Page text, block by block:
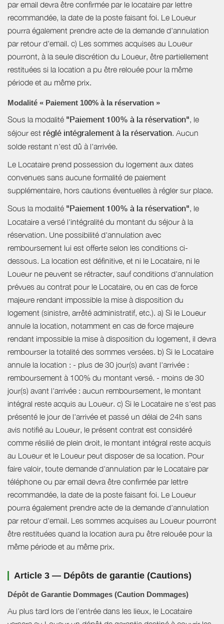
par email devra être confirmée par le locataire par lettre
recommandée, la date de la poste faisant foi. Le Loueur
pourra également prendre acte de la demande d'annulation
par retour d'email. c) Les sommes acquises au Loueur
pourront, à la seule discrétion du Loueur, être partiellement
restituées si la location a pu être relouée pour la même
période et au même prix.
Modalité « Paiement 100% à la réservation »
Sous la modalité "Paiement 100% à la réservation", le
séjour est réglé intégralement à la réservation. Aucun
solde restant n'est dû à l'arrivée.
Le Locataire prend possession du logement aux dates
convenues sans aucune formalité de paiement
supplémentaire, hors cautions éventuelles à régler sur place.
Sous la modalité "Paiement 100% à la réservation", le
Locataire a versé l'intégralité du montant du séjour à la
réservation. Une possibilité d'annulation avec
remboursement lui est offerte selon les conditions ci-
dessous. La location est définitive, et ni le Locataire, ni le
Loueur ne peuvent se rétracter, sauf conditions d'annulation
prévues au contrat pour le Locataire, ou en cas de force
majeure rendant impossible la mise à disposition du
logement (sinistre, arrêté administratif, etc.). a) Si le Loueur
annule la location, notamment en cas de force majeure
rendant impossible la mise à disposition du logement, il devra
rembourser la totalité des sommes versées. b) Si le Locataire
annule la location : - plus de 30 jour(s) avant l'arrivée :
remboursement à 100% du montant versé. - moins de 30
jour(s) avant l'arrivée : aucun remboursement, le montant
intégral reste acquis au Loueur. c) Si le Locataire ne s'est pas
présenté le jour de l'arrivée et passé un délai de 24h sans
avis notifié au Loueur, le présent contrat est considéré
comme résilié de plein droit, le montant intégral reste acquis
au Loueur et le Loueur peut disposer de sa location. Pour
faire valoir, toute demande d'annulation par le Locataire par
téléphone ou par email devra être confirmée par lettre
recommandée, la date de la poste faisant foi. Le Loueur
pourra également prendre acte de la demande d'annulation
par retour d'email. Les sommes acquises au Loueur pourront
être restituées quand la location aura pu être relouée pour la
même période et au même prix.
Article 3 — Dépôts de garantie (Cautions)
Dépôt de Garantie Dommages (Caution Dommages)
Au plus tard lors de l’entrée dans les lieux, le Locataire